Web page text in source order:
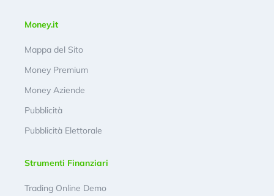
Money.it
Mappa del Sito
Money Premium
Money Aziende
Pubblicità
Pubblicità Elettorale
Strumenti Finanziari
Trading Online Demo